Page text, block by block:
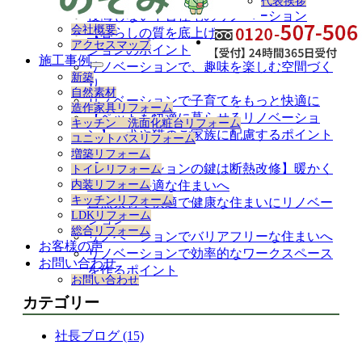
会社概要
アクセスマップ
施工事例
サ
ブ
メ
ニ
ュ
ー
を
展
開
新築
自然素材
造作家具リフォーム
キッチン 洗面化粧台リフォーム
ユニットバスリフォーム
増築リフォーム
トイレリフォーム
内装リフォーム
キッチンリフォーム
LDKリフォーム
総合リフォーム
お客様の声
お問い合わせ
お問い合わせ
後悔しない中古住宅のリノベーション
【暮らしの質を底上げする】全面リノベー
ションのポイント
リノベーションで、趣味を楽しむ空間づく
り
リノベーションで子育てをもっと快適に
【ペットも快適に暮らせるリノベーショ
ン】～犬や猫のご家族に配慮するポイント
～
【リノベーションの鍵は断熱改修】暖かく
て涼しい快適な住まいへ
自然素材で快適で健康な住まいにリノベー
ション
リノベーションでバリアフリーな住まいへ
リノベーションで効率的なワークスペース
を作るポイント
カテゴリー
社長ブログ (15)